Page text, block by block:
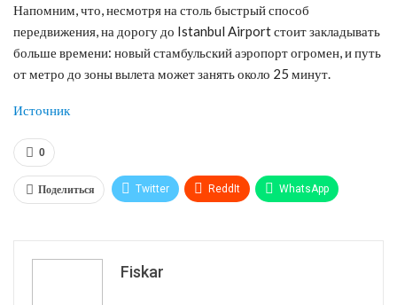
Напомним, что, несмотря на столь быстрый способ
передвижения, на дорогу до Istanbul Airport стоит закладывать
больше времени: новый стамбульский аэропорт огромен, и путь
от метро до зоны вылета может занять около 25 минут.
Источник
0
Поделиться Twitter ReddIt WhatsApp
Fiskar